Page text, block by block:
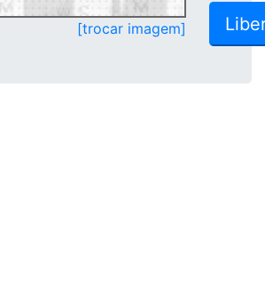
[trocar imagem]